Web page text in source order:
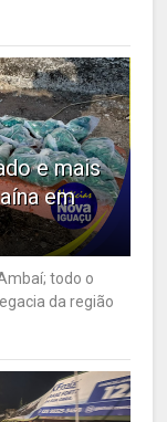
e mais
em
todo o
da região